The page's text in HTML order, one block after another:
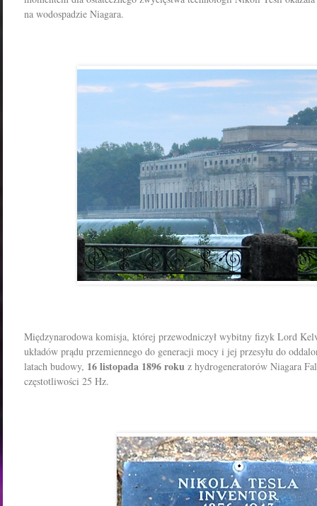
na wodospadzie Niagara.
Międzynarodowa komisja, której przewodniczył wybitny fizyk Lord
układów prądu przemiennego do generacji mocy i jej przesyłu do
latach budowy, 16 listopada 1896 roku z hydrogeneratorów Niagara
częstotliwości 25 Hz.